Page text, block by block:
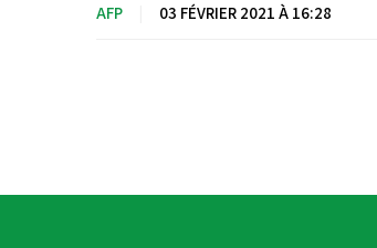
AFP 03 FÉVRIER 2021 À 16:28